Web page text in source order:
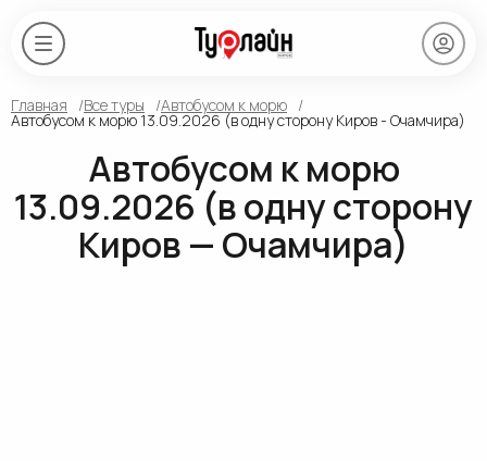
Главная Все туры Автобусом к морю
Автобусом к морю 13.09.2026 (в одну сторону Киров - Очамчира)
Автобусом к морю
13.09.2026 (в одну сторону
Киров — Очамчира)